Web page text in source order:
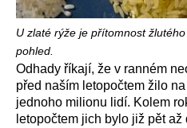
U zlaté rýže je přítomnost
pohled.
Odhady říkají, že v ranném
před naším letopočtem žilo
jednoho milionu lidí. Kolem
letopočtem jich bylo již pět